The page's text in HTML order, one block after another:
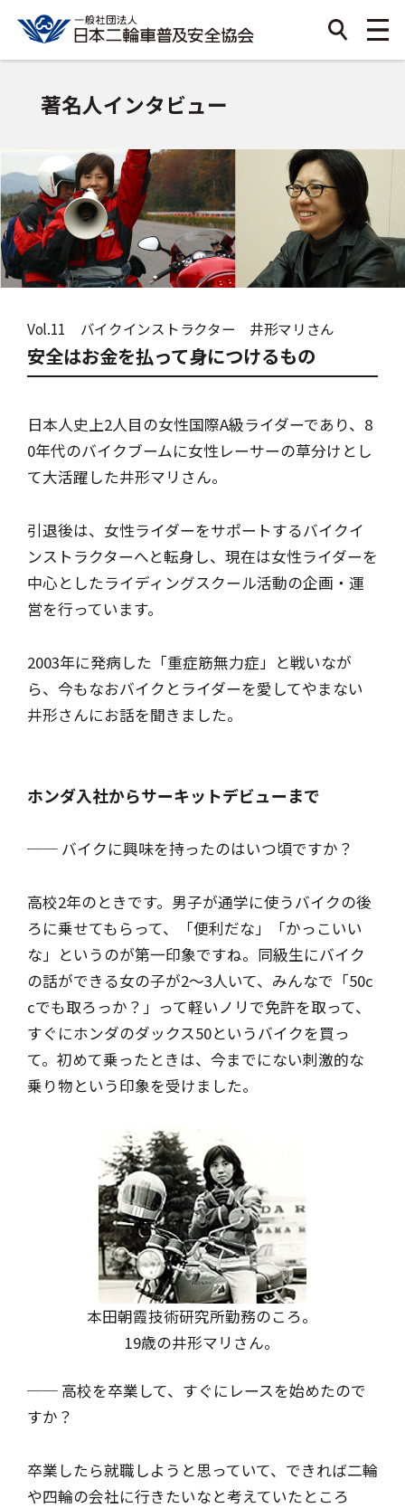
著名人インタビュー
Vol.11 バイクインストラクター 井形マリさん
安全はお金を払って身につけるもの
日本人史上2人目の女性国際A級ライダーであり、8
0年代のバイクブームに女性レーサーの草分けとし
て大活躍した井形マリさん。
引退後は、女性ライダーをサポートするバイクイ
ンストラクターへと転身し、現在は女性ライダーを
中心としたライディングスクール活動の企画・運
営を行っています。
2003年に発病した「重症筋無力症」と戦いなが
ら、今もなおバイクとライダーを愛してやまない
井形さんにお話を聞きました。
ホンダ入社からサーキットデビューまで
── バイクに興味を持ったのはいつ頃ですか？
高校2年のときです。男子が通学に使うバイクの後
ろに乗せてもらって、「便利だな」「かっこいい
な」というのが第一印象ですね。同級生にバイク
の話ができる女の子が2～3人いて、みんなで「50c
cでも取ろっか？」って軽いノリで免許を取って、
すぐにホンダのダックス50というバイクを買っ
て。初めて乗ったときは、今までにない刺激的な
乗り物という印象を受けました。
本田朝霞技術研究所勤務のころ。
19歳の井形マリさん。
── 高校を卒業して、すぐにレースを始めたので
すか？
卒業したら就職しようと思っていて、できれば二輪
や四輪の会社に行きたいなと考えていたところ